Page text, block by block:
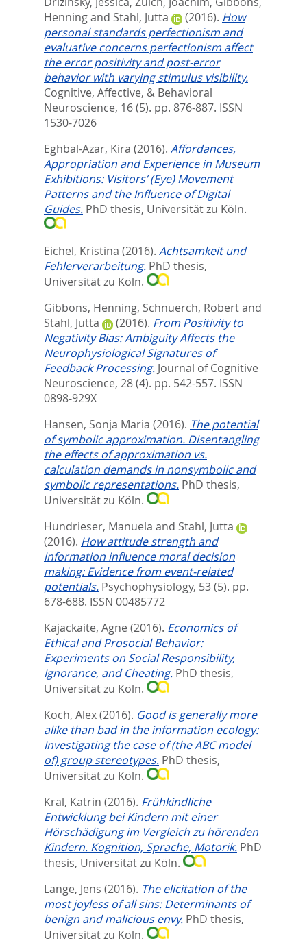
Henningand Stahl, Jutta (2016). How
personal standards perfectionism and
evaluative concerns perfectionism affect
the error positivity and post-error
behavior with varying stimulus visibility.
Cognitive, Affective, & Behavioral
Neuroscience, 16 (5). pp. 876-887. ISSN
1530-7026
Eghbal-Azar, Kira (2016). Affordances,
Appropriation and Experience in Museum
Exhibitions: Visitors‘ (Eye) Movement
Patterns and the Influence of Digital
Guides. PhD thesis, Universität zu Köln.
Eichel, Kristina (2016). Achtsamkeit und
Fehlerverarbeitung. PhD thesis,
Universität zu Köln.
Gibbons, Henning, Schnuerch, Robertand
Stahl, Jutta
(2016). From Positivity to
Negativity Bias: Ambiguity Affects the
Neurophysiological Signatures of
Feedback Processing. Journal of Cognitive
Neuroscience, 28 (4). pp. 542-557. ISSN
0898-929X
Hansen, Sonja Maria (2016). The potential
of symbolic approximation. Disentangling
the effects of approximation vs.
calculation demands in nonsymbolic and
symbolic representations. PhD thesis,
Universität zu Köln.
Hundrieser, Manuela and Stahl, Jutta
(2016). How attitude strength and
information influence moral decision
making: Evidence from event-related
potentials. Psychophysiology, 53 (5). pp.
678-688. ISSN 00485772
Kajackaite, Agne (2016). Economics of
Ethical and Prosocial Behavior:
Experiments on Social Responsibility,
Ignorance, and Cheating. PhD thesis,
Universität zu Köln.
Koch, Alex(2016). Good is generally more
alike than bad in the information ecology:
Investigating the case of (the ABC model
of) group stereotypes. PhD thesis,
Universität zu Köln.
Kral, Katrin (2016). Frühkindliche
Entwicklung bei Kindern mit einer
Hörschädigung im Vergleich zu hörenden
Kindern. Kognition, Sprache, Motorik. PhD
thesis, Universität zu Köln.
Lange, Jens (2016). The elicitation of the
most joyless of all sins: Determinants of
benign and malicious envy. PhD thesis,
Universität zu Köln.